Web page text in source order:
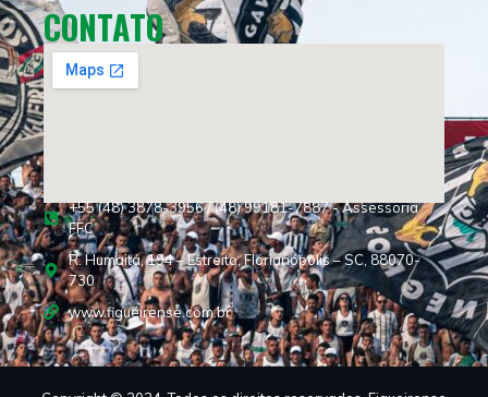
CONTATO
+55 (48) 3878-3956 / (48) 99181-7887 - Assessoria
FFC
R. Humaitá, 194 – Estreito, Florianópolis – SC, 88070-
730
www.figueirense.com.br